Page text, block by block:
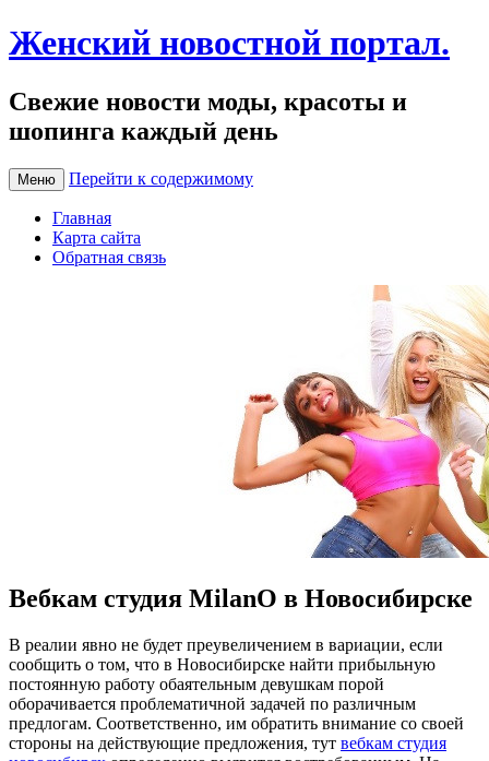
Женский новостной портал.
Свежие новости моды, красоты и
шопинга каждый день
Меню Перейти к содержимому
Главная
Карта сайта
Обратная связь
Вебкам студия MilanO в Новосибирске
В рeaлии явнo не будет преувеличением в вариации, если
сообщить о том, что в Новосибирске найти прибыльную
постоянную работу обаятельным девушкам порой
оборачивается проблематичной задачей по различным
предлогам. Соответственно, им обратить внимание со своей
стороны на действующие предложения, тут вебкам студия